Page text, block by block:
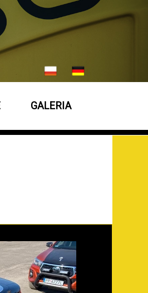
GALERIA